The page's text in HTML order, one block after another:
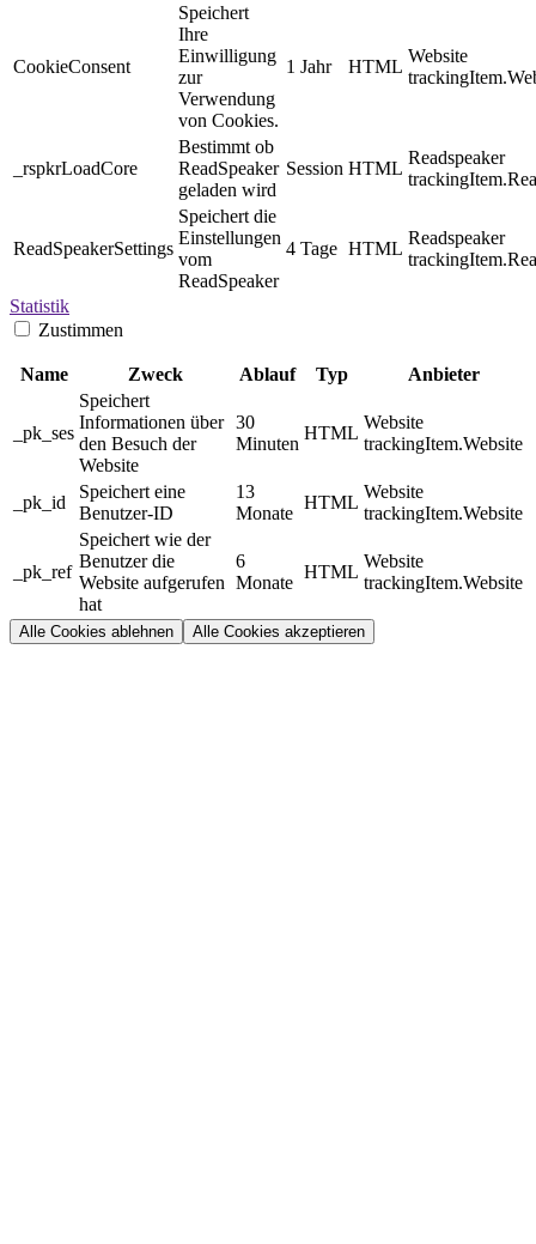
CookieConsent
Speichert
Ihre
Einwilligung
zur
Verwendung
von Cookies.
1 Jahr HTML
Website
_rspkrLoadCore
Bestimmt ob
ReadSpeaker
geladen wird
Session HTML
Readspeaker
ReadSpeakerSettings
Speichert die
Einstellungen
vom
ReadSpeaker
4 Tage HTML
Readspeaker
Statistik
Zustimmen
Name Zweck Ablauf Typ Anbieter
_pk_ses
Speichert
Informationen über
den Besuch der
Website
30
Minuten
HTML
Website
trackingItem.Website
_pk_id
Speichert eine
Benutzer-ID
13
Monate
HTML
Website
trackingItem.Website
_pk_ref
Speichert wie der
Benutzer die
Website aufgerufen
hat
6
Monate
HTML
Website
trackingItem.Website
Alle Cookies ablehnen Alle Cookies akzeptieren